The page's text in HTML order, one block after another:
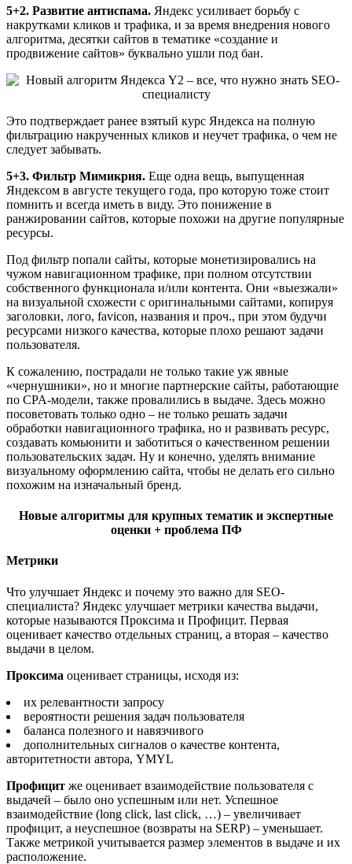
5+2. Развитие антиспама. Яндекс усиливает борьбу с
накрутками кликов и трафика, и за время внедрения нового
алгоритма, десятки сайтов в тематике «создание и
продвижение сайтов» буквально ушли под бан.
Это подтверждает ранее взятый курс Яндекса на полную
фильтрацию накрученных кликов и неучет трафика, о чем не
следует забывать.
5+3. Фильтр Мимикрия. Еще одна вещь, выпущенная
Яндексом в августе текущего года, про которую тоже стоит
помнить и всегда иметь в виду. Это понижение в
ранжировании сайтов, которые похожи на другие популярные
ресурсы.
Под фильтр попали сайты, которые монетизировались на
чужом навигационном трафике, при полном отсутствии
собственного функционала и/или контента. Они «выезжали»
на визуальной схожести с оригинальными сайтами, копируя
заголовки, лого, favicon, названия и проч., при этом будучи
ресурсами низкого качества, которые плохо решают задачи
пользователя.
К сожалению, пострадали не только такие уж явные
«чернушники», но и многие партнерские сайты, работающие
по CPA-модели, также провалились в выдаче. Здесь можно
посоветовать только одно – не только решать задачи
обработки навигационного трафика, но и развивать ресурс,
создавать комьюнити и заботиться о качественном решении
пользовательских задач. Ну и конечно, уделять внимание
визуальному оформлению сайта, чтобы не делать его сильно
похожим на изначальный бренд.
Новые алгоритмы для крупных тематик и экспертные
оценки + проблема ПФ
Метрики
Что улучшает Яндекс и почему это важно для SEO-
специалиста? Яндекс улучшает метрики качества выдачи,
которые называются Проксима и Профицит. Первая
оценивает качество отдельных страниц, а вторая – качество
выдачи в целом.
Проксима оценивает страницы, исходя из:
их релевантности запросу
вероятности решения задач пользователя
баланса полезного и навязчивого
дополнительных сигналов о качестве контента,
авторитетности автора, YMYL
Профицит же оценивает взаимодействие пользователя с
выдачей – было оно успешным или нет. Успешное
взаимодействие (long click, last click, …) – увеличивает
профицит, а неуспешное (возвраты на SERP) – уменьшает.
Также метрикой учитывается размер элементов в выдаче и их
расположение.